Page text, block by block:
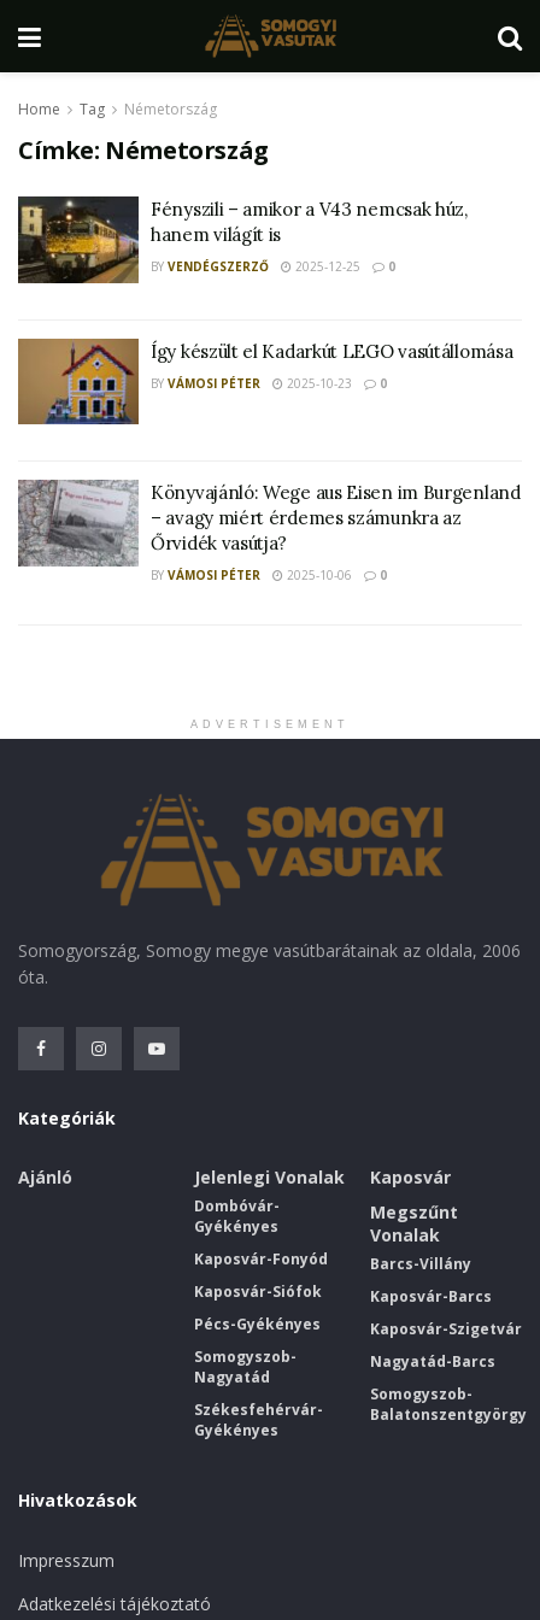
Home Tag Németország
Címke: Németország
Fényszili – amikor a V43 nemcsak húz,
hanem világít is
BY VENDÉGSZERZŐ 2025-12-25 0
Így készült el Kadarkút LEGO vasútállomása
BY VÁMOSI PÉTER 2025-10-23 0
Könyvajánló: Wege aus Eisen im Burgenland
– avagy miért érdemes számunkra az
Őrvidék vasútja?
BY VÁMOSI PÉTER 2025-10-06 0
ADVERTISEMENT
Somogyország, Somogy megye vasútbarátainak az oldala, 2006
óta.
Kategóriák
Ajánló Jelenlegi Vonalak
Dombóvár-
Gyékényes
Kaposvár-Fonyód
Kaposvár-Siófok
Pécs-Gyékényes
Somogyszob-
Nagyatád
Székesfehérvár-
Gyékényes
Kaposvár
Megszűnt
Vonalak
Barcs-Villány
Kaposvár-Barcs
Kaposvár-Szigetvár
Nagyatád-Barcs
Somogyszob-
Balatonszentgyörgy
Hivatkozások
Impresszum
Adatkezelési tájékoztató